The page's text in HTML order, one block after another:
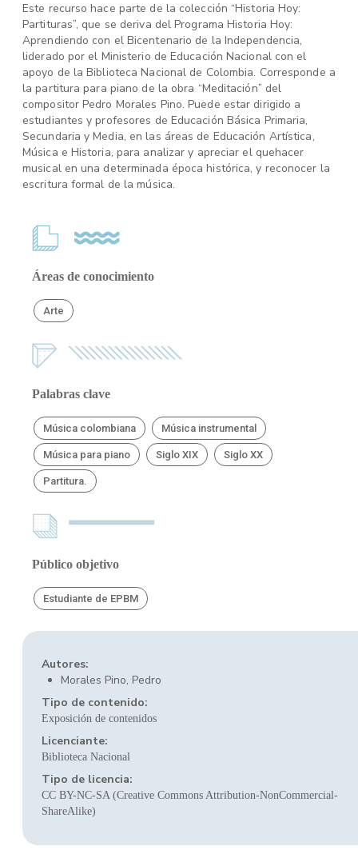
Este recurso hace parte de la colección “Historia Hoy:
Partituras”, que se deriva del Programa Historia Hoy:
Aprendiendo con el Bicentenario de la Independencia,
liderado por el Ministerio de Educación Nacional con el
apoyo de la Biblioteca Nacional de Colombia. Corresponde a
la partitura para piano de la obra “Meditación” del
compositor Pedro Morales Pino. Puede estar dirigido a
estudiantes y profesores de Educación Básica Primaria,
Secundaria y Media, en las áreas de Educación Artística,
Música e Historia, para analizar y apreciar el quehacer
musical en una determinada época histórica, y reconocer la
escritura formal de la música.
Áreas de conocimiento
Arte
Palabras clave
Música colombiana Música instrumental
Música para piano Siglo XIX Siglo XX
Partitura.
Público objetivo
Estudiante de EPBM
Autores:
Morales Pino, Pedro
Tipo de contenido:
Exposición de contenidos
Licenciante:
Biblioteca Nacional
Tipo de licencia:
CC BY-NC-SA (Creative Commons Attribution-NonCommercial-
ShareAlike)